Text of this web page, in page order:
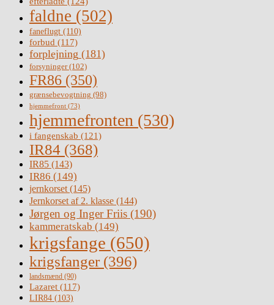
faldne (502)
faneflugt (110)
forbud (117)
forplejning (181)
forsyninger(102)
FR86 (350)
grænsebevogtning (98)
hjemmefront (73)
hjemmefronten (530)
i fangenskab (121)
IR84 (368)
IR85 (143)
IR86 (149)
jernkorset(145)
Jernkorset af 2. klasse (144)
Jørgen og Inger Friis (190)
kammeratskab (149)
krigsfange (650)
krigsfanger (396)
landsmænd (90)
Lazaret (117)
LIR84 (103)